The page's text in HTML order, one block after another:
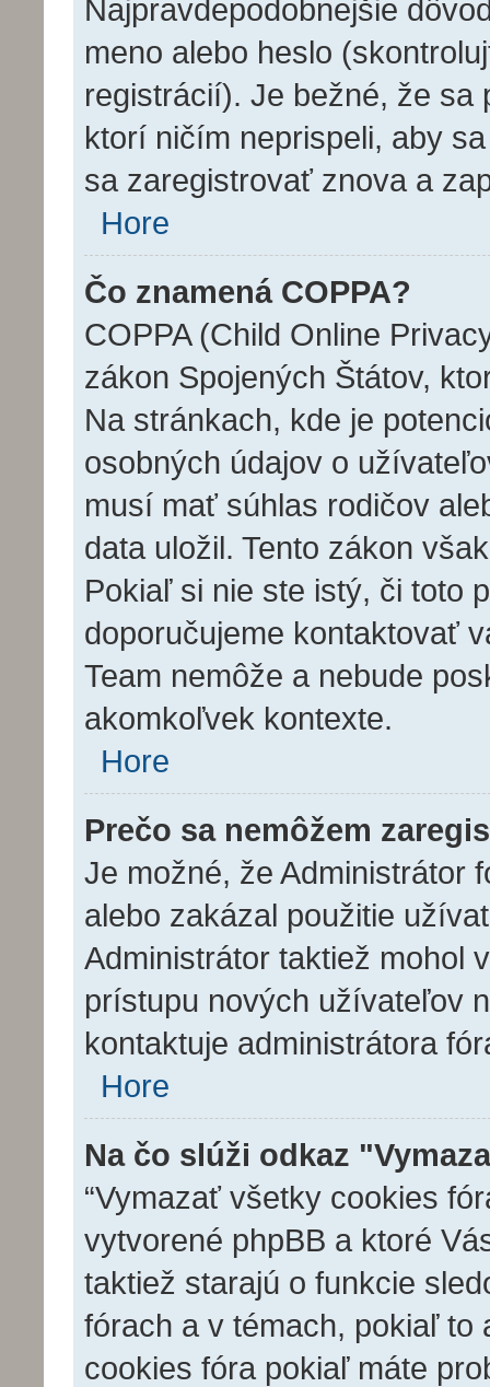
Najpravdepodobnejšie
meno alebo heslo
registrácií). Je bežné, že sa
ktorí ničím neprispeli, aby
sa zaregistrovať znova a
Hore
Čo znamená COPPA?
COPPA (Child Online
zákon Spojených Štátov,
Na stránkach, kde je
osobných údajov o
musí mať súhlas rodičov
data uložil. Tento zákon
Pokiaľ si nie ste istý, či toto
doporučujeme kontaktovať
Team nemôže a nebude
akomkoľvek kontexte.
Hore
Prečo sa nemôžem
Je možné, že Administrátor
alebo zakázal použitie
Administrátor taktiež mohol
prístupu nových užívateľov
kontaktuje administrátora
Hore
Na čo slúži odkaz
“Vymazať všetky cookies
vytvorené phpBB a ktoré
taktiež starajú o funkcie
fórach a v témach, pokiaľ to
cookies fóra pokiaľ máte